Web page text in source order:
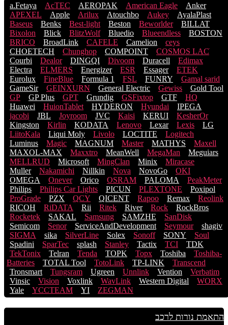
a.Fetaya AcTEC AEROPAK American Eagle
Anker
APEXEL
Apple Arilux Atouchbo Aukey
AyalaPlast
Baseus
Benks Best-light Beston Beworlder
BILLAT
Bixolon
Blick BlitzWolf Bluedio Blueendless
BOSTON
BRICO
BroadLink CAFELE Camelion
ceys
CHOETECH
Chunghop COMPOINT
COSMOS LACֹ
Courbi
Dealor DINGQI Divoom Duracell
Edimax
Electra
ELMERS Energizer ESR Essager
ETEK
Eurolux
FineBlue Formula 1 FSL FUNRY
Gamal sarid
GameSir
GEINXURN General Electric Gewiss
Gold Tool
GP
GP Plus GPT Grundig GSFixtop GTF
HQ
Huawei
HuionTablet HYDERON Hyundai
IPEGA
jacobi
JBL Joyroom JVC Kaisi KERUI
KesherOr
Kingston
Kirlin KODATA Lenovo Lexar Lexis
LG
LiitoKala
Liqui Moly Livolo LOCTITE
Logitech
Luminus
Magic MAGNUM Master MATHYS
Maxell
MAXOL-MAX
Maxxtro MeanWell MegaMan
Meguiars
MELLRUD
Microsoft MingClan Minix
Miracase
Muller
Nakamichi Nillkin Nova NovoGo
OKI
OMEGA
Onever Orico OSRAM PALOMA
PeakMeter
Philips
Philips Car Lights PICUN PLEXTONE
Poxipol
ProGrade
PZX QCY QICENT Rapoo Remax
Reolink
RICOH
RiDATA Rii Ritek River Rock
RockBros
Rocketek
SAKAL Samsung SAMZHE
SanDisk
Semicom
Senor ServiceAndDevelopment Seymour
shagiv
SIGMA
sika SilverLine Solex Sonoff SONY
Soul
Spadini
SparTec splash Stanley Tactix TCI
TDK
TekTonix
Telran Tenda TOPK Topx Toshiba
Toshiba-
Batteries
TOTAL Tool TotoLink TP-LINK
Transcend
Tronsmart
Tungsram Ugreen Unnlink Vention
Verbatim
Vinsic
Vision Voxlink WavLink Western Digital
WORX
Yale
YCCTEAM YI ZEGMAN
התאמת נורות לרכב